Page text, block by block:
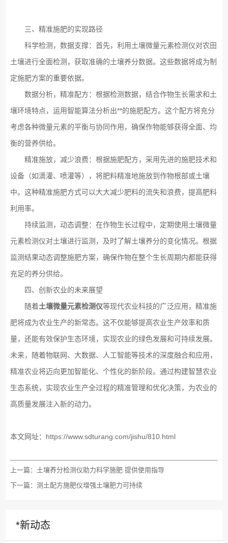
三、精准施肥的实现路径
科学检测，数据支撑：首先，利用土壤微量元素检测仪对农田
土壤进行全面检测，获取准确的土壤养分数据。这些数据将成为制
定施肥方案的重要依据。
数据分析，精准配方：根据检测数据，结合作物生长需求和土
壤环境特点，运用智能算法分析出**的施肥配方。这个配方将充分
考虑各种微量元素的平衡与协同作用，确保作物能够获得全面、均
衡的营养供给。
精准施放，减少浪费：根据施肥配方，采用先进的施肥技术和
设备（如滴灌、喷灌等），将肥料精准地施放到作物根部或土壤
中。这种精准施肥方式可以大大减少肥料的流失和浪费，提高肥料
利用率。
持续监测，动态调整：在作物生长过程中，定期使用土壤微量
元素检测仪对土壤进行监测，及时了解土壤养分的变化情况。根据
监测结果动态调整施肥方案，确保作物在整个生长周期内都能获得
充足的养分供给。
四、创新农业的未来展望
随着土壤微量元素检测仪等现代农业科技的广泛应用，精准施
肥将成为农业生产的新常态。这不仅能够提高农业生产效率和质
量，还能有效保护生态环境，实现农业的绿色发展和可持续发展。
未来，随着物联网、大数据、人工智能等技术的深度融合和应用，
精准农业将迈向更加智能化、个性化的新阶段。通过构建智慧农业
生态系统，实现农业生产全过程的精准管理和优化决策，为农业的
高质量发展注入新的动力。
本文网址： https://www.sdturang.com/jishu/810.html
上一篇： 土壤养分检测仪助力科学施肥 提供使用指导
下一篇： 测土配方施肥仪增强土壤肥力可持续
*新动态